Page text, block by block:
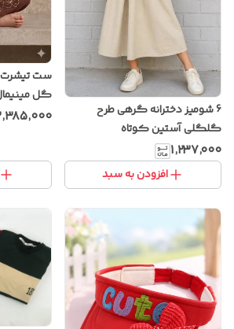
6 شومیز دخترانه گرهی طرح
گلگلی آستین کوتاه
۱٬۲۳۷٬۰۰۰
افزودن به سبد
ست تیشرت
گل